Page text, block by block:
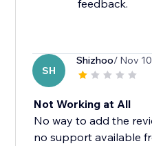
feedback.
SH
Shizhoo/ Nov
Not Working at All
No way to add the
no support available